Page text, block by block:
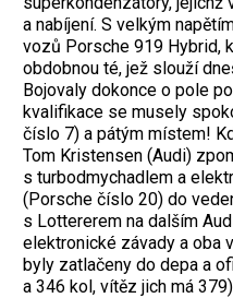
a nabíjení. S velkým
vozů Porsche 919 Hybrid,
obdobnou té, jež slouží
Bojovaly dokonce o pole
kvalifikace se musely
číslo 7) a pátým místem!
Tom Kristensen (Audi)
s turbodmychadlem a
(Porsche číslo 20) do
s Lottererem na dalším
elektronické závady a oba
byly zatlačeny do depa a
a 346 kol, vítěz jich má